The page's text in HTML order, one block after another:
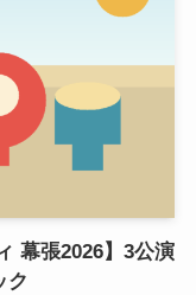
幕張2026】3公演
ク